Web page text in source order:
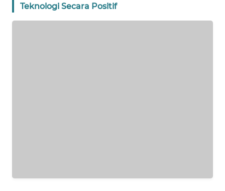
Teknologi Secara Positif
WN
JABAR